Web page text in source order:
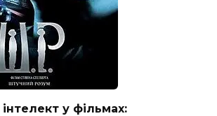
у фільмах: